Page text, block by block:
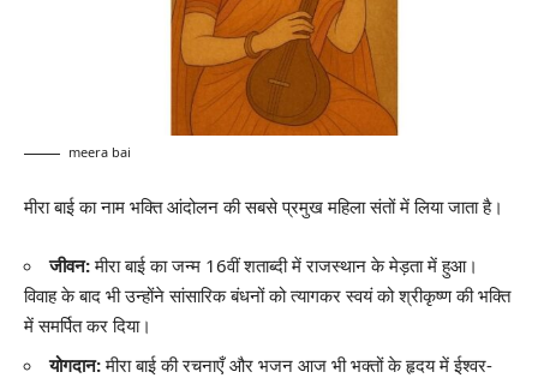
meera bai
मीरा बाई का नाम भक्ति आंदोलन की सबसे प्रमुख महिला संतों में लिया जाता है।
जीवन:मीरा बाई का जन्म 16वीं शताब्दी में राजस्थान के मेड़ता में हुआ।
विवाह के बाद भी उन्होंने सांसारिक बंधनों को त्यागकर स्वयं को श्रीकृष्ण की भक्ति
में समर्पित कर दिया।
योगदान:मीरा बाई की रचनाएँ और भजन आज भी भक्तों के हृदय में ईश्वर-